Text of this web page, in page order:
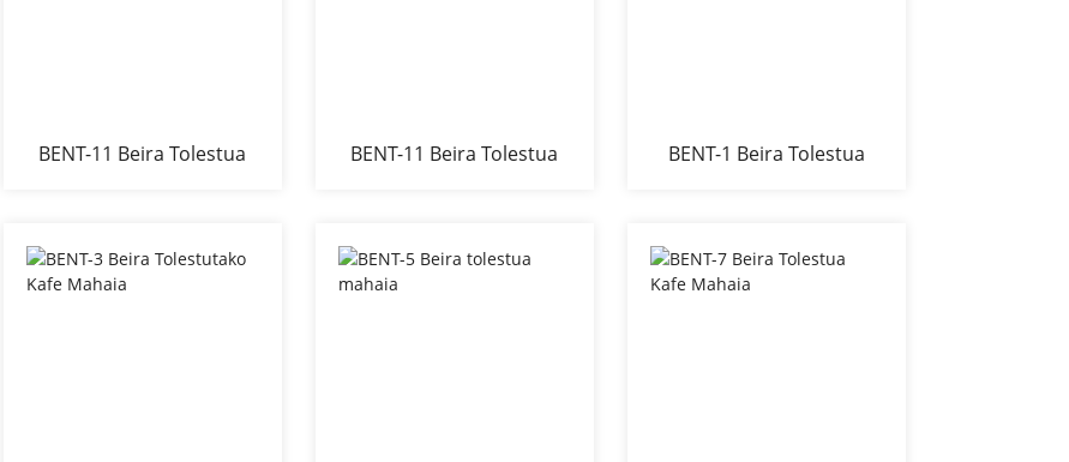
BENT-11 Beira Tolestua
BENT-11 Beira Tolestua
BENT-1 Beira Tolestua